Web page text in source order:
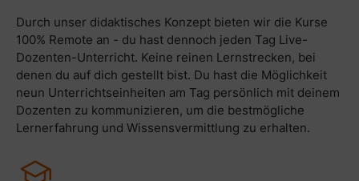
Durch unser didaktisches Konzept bieten wir die Kurse
100% Remote an - du hast dennoch jeden Tag Live-
Dozenten-Unterricht. Keine reinen Lernstrecken, bei
denen du auf dich gestellt bist. Du hast die Möglichkeit
neun Unterrichtseinheiten am Tag persönlich mit deinem
Dozenten zu kommunizieren, um die bestmögliche
Lernerfahrung und Wissensvermittlung zu erhalten.